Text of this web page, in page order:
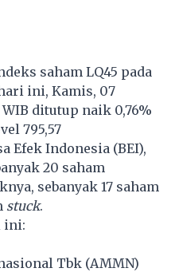
saham LQ45 pada
ini, Kamis, 07
ditutup naik 0,76%
795,57
Efek Indonesia (BEI),
20 saham
sebanyak 17 saham
stuck.
ini:
Tbk (AMMN)